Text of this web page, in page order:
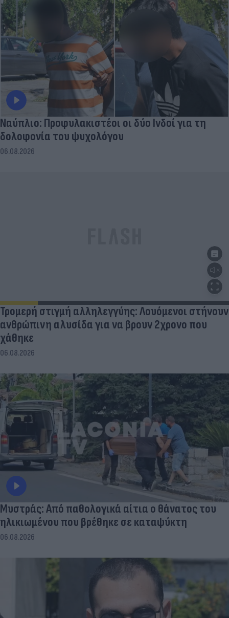
Ναύπλιο: Προφυλακιστέοι οι δύο Ινδοί για τη
δολοφονία του ψυχολόγου
06.08.2026
Τρομερή στιγμή αλληλεγγύης: Λουόμενοι στήνουν
ανθρώπινη αλυσίδα για να βρουν 2χρονο που
χάθηκε
06.08.2026
Μυστράς: Από παθολογικά αίτια ο θάνατος του
ηλικιωμένου που βρέθηκε σε καταψύκτη
06.08.2026